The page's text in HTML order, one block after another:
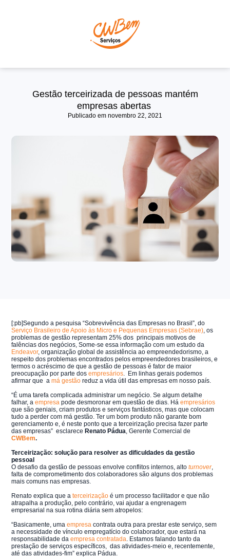
Gestão terceirizada de pessoas mantém
empresas abertas
Publicado em novembro 22, 2021
[:pb]Segundo a pesquisa “Sobrevivência das Empresas no Brasil”, do
Serviço Brasileiro de Apoio às Micro e Pequenas Empresas (Sebrae), os
problemas de gestão representam 25% dos principais motivos de
falências dos negócios, Some-se essa informação com um estudo da
Endeavor, organização global de assistência ao empreendedorismo, a
respeito dos problemas encontrados pelos empreendedores brasileiros, e
termos o acréscimo de que a gestão de pessoas é fator de maior
preocupação por parte dosempresários. Em linhas gerais podemos
afirmar que a má gestão reduz a vida útil das empresas em nosso país.
“É uma tarefa complicada administrar um negócio. Se algum detalhe
falhar, aempresa pode desmoronar em questão de dias. Háempresários
que são geniais, criam produtos e serviços fantásticos, mas que colocam
tudo a perder com má gestão. Ter um bom produto não garante bom
gerenciamento e, é neste ponto que a terceirização precisa fazer parte
das empresas” esclareceRenato Pádua,Gerente Comercialde
CWBem.
Terceirização: solução para resolver as dificuldades da gestão
pessoal
O desafio da gestão de pessoas envolve conflitos internos, altoturnover,
falta de comprometimento dos colaboradores são alguns dos problemas
mais comuns nas empresas.
Renato explica que aterceirização é um processo facilitador e que não
atrapalha a produção, pelo contrário, vai ajudar a engrenagem
empresarial na sua rotina diária sem atropelos:
“Basicamente, umaempresa contrata outra para prestar este serviço, sem
a necessidade de vínculo empregatício do colaborador, que estará na
responsabilidade daempresa contratada. Estamos falando tanto da
prestação de serviços específicos, das atividades-meio e, recentemente,
até das atividades-fim” explica Pádua.